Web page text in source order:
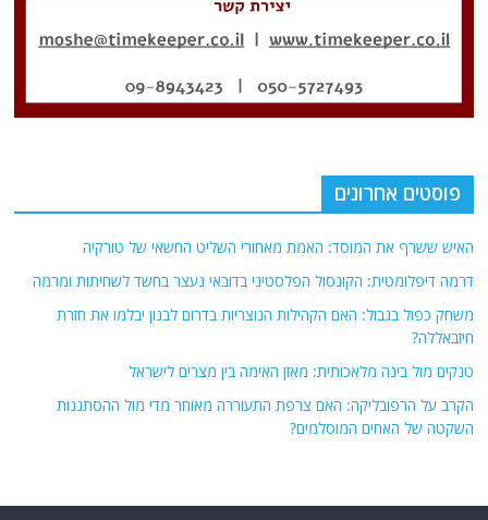
פוסטים אחרונים
האיש ששרף את המוסד: האמת מאחורי השליט החשאי של טורקיה
דרמה דיפלומטית: הקונסול הפלסטיני בדובאי נעצר בחשד לשחיתות ומרמה
משחק כפול בגבול: האם הקהילות הנוצריות בדרום לבנון יבלמו את חזרת
חיזבאללה?
טנקים מול בינה מלאכותית: מאזן האימה בין מצרים לישראל
הקרב על הרפובליקה: האם צרפת התעוררה מאוחר מדי מול ההסתננות
השקטה של האחים המוסלמים?